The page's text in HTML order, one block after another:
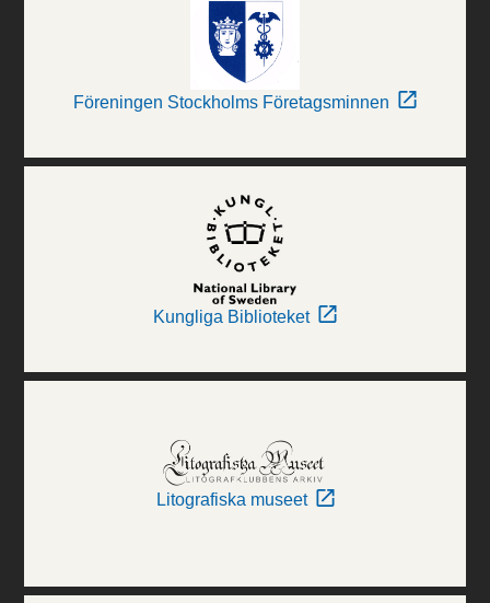
Föreningen Stockholms Företagsminnen
Kungliga Biblioteket
Litografiska museet